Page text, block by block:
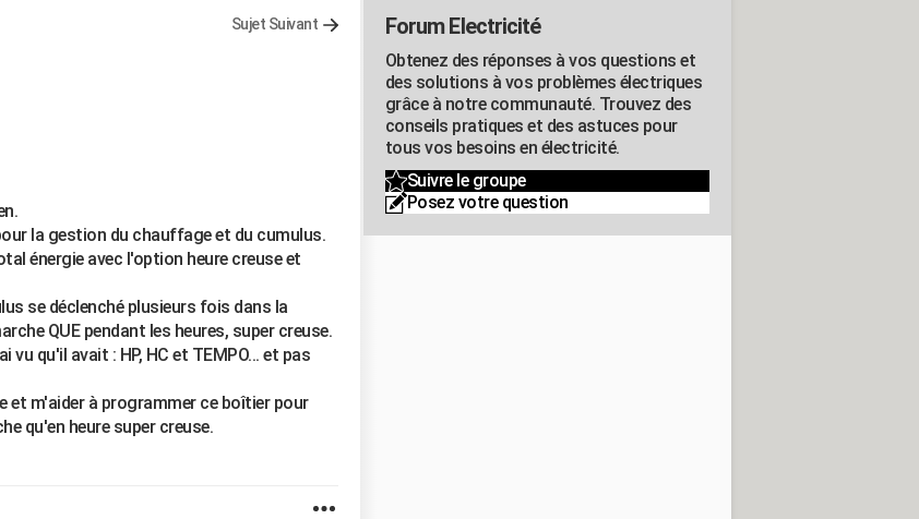
Sujet Suivant
la gestion du chauffage et du cumulus.
énergie avec l'option heure creuse et
se déclenché plusieurs fois dans la
QUE pendant les heures, super creuse.
qu'il avait : HP, HC et TEMPO... et pas
m'aider à programmer ce boîtier pour
qu'en heure super creuse.
Forum Electricité
Obtenez des réponses à vos questions et
des solutions à vos problèmes électriques
grâce à notre communauté. Trouvez des
conseils pratiques et des astuces pour
tous vos besoins en électricité.
Suivre le groupe
Posez votre question